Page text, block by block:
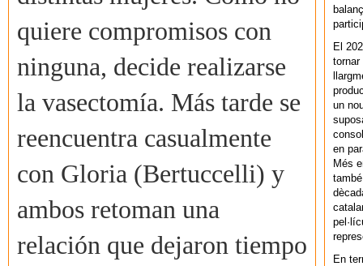
quiere compromisos con
ninguna, decide realizarse
la vasectomía. Más tarde se
reencuentra casualmente
con Gloria (Bertuccelli) y
ambos retoman una
relación que dejaron tiempo
El
un
en
Més
En